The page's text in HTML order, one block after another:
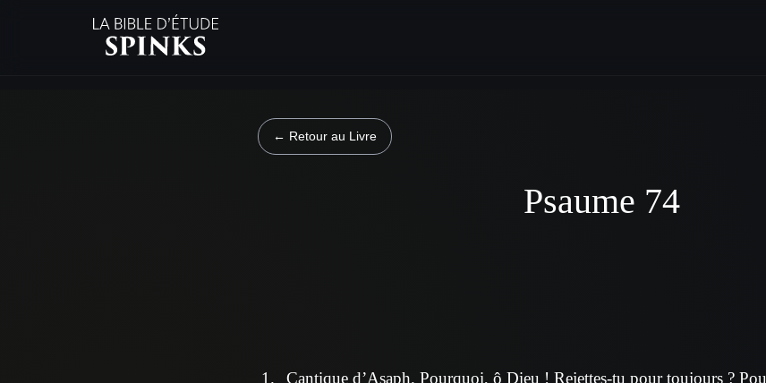
← Retour au Livre
Psaume 74
Cantique d’Asaph. Pourquoi, ô Dieu ! Rejettes-tu pour toujours ?